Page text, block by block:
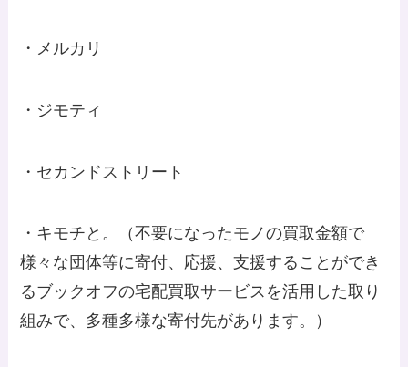
・メルカリ
・ジモティ
・セカンドストリート
・ キモチと。
（不要になったモノの買取金額で
様々な団体等に寄付、応援、支援することができ
るブックオフの宅配買取サービスを活用した取り
組みで、多種多様な寄付先があります。）